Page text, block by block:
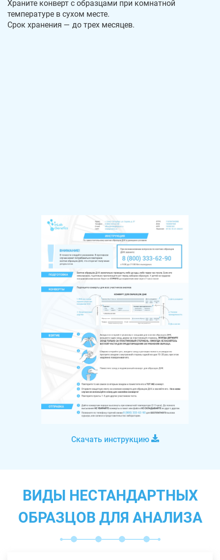
Храните конверт с образцами при комнатной
температуре в сухом месте.
Срок хранения — до трех месяцев.
Скачать инструкцию
ВИДЫ НЕСТАНДАРТНЫХ
ОБРАЗЦОВ ДЛЯ АНАЛИЗА